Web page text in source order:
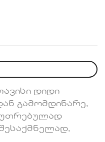
დიდი
გამომდინარე,